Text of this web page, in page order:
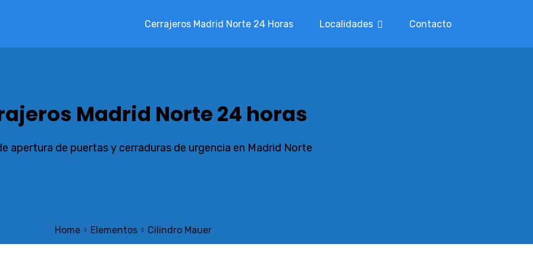
Cerrajeros Madrid Norte 24 Horas Localidades Contacto
Madrid Norte 24 horas
apertura de puertas y cerraduras de urgencia en Madrid Norte
Home Elementos Cilindro Mauer